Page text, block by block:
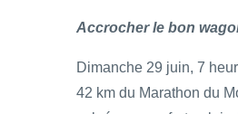
Accrocher le bon
Dimanche 29 juin, 7
42 km du Marathon du